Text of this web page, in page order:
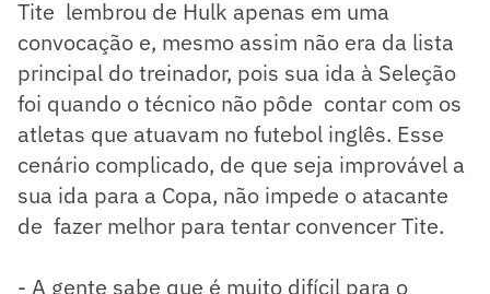
Tite lembrou de Hulk apenas em uma
convocação e, mesmo assim não era da lista
principal do treinador, pois sua ida à Seleção
foi quando o técnico não pôde contar com os
atletas que atuavam no futebol inglês. Esse
cenário complicado, de que seja improvável a
sua ida para a Copa, não impede o atacante
de fazer melhor para tentar convencer Tite.
- A gente sabe que é muito difícil para o